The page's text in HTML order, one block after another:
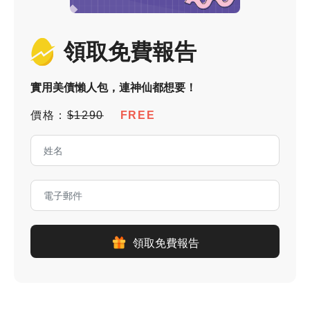
領取免費報告
實用美債懶人包，連神仙都想要！
價格：$1290 FREE
領取免費報告